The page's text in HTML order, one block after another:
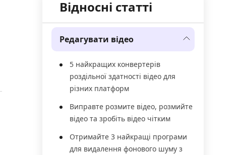
Відносні статті
Редагувати відео
5 найкращих конвертерів
роздільної здатності відео для
різних платформ
Виправте розмите відео, розмийте
відео та зробіть відео чітким
Отримайте 3 найкращі програми
для видалення фонового шуму з